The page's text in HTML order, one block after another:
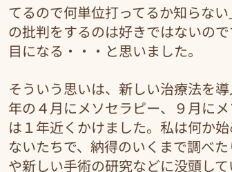
てるので何単位打ってるか知らな
の批判をするのは好きではないの
目になる・・・と思いました。
そういう思いは、新しい治療法を
年の４月にメソセラピー、９月に
は１年近くかけました。私は何か
ないたちで、納得のいくまで調べ
や新しい手術の研究などに没頭し